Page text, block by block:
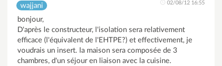
wajjani 02/08/12 16:55
bonjour,
D'après le constructeur, l'isolation sera relativement
efficace (l'équivalent de l'EHTPE?) et effectivement, je
voudrais un insert. la maison sera composée de 3
chambres, d'un séjour en liaison avec la cuisine.